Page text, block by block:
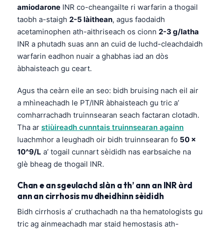
amiodarone INR co-cheangailte ri warfarin a thogail
taobh a-staigh 2-5 làithean, agus faodaidh
acetaminophen ath-aithriseach os cionn 2-3 g/latha
INR a phutadh suas ann an cuid de luchd-cleachdaidh
warfarin eadhon nuair a ghabhas iad an dòs
àbhaisteach gu ceart.
Agus tha ceàrn eile an seo: bidh bruising nach eil air
a mhìneachadh le PT/INR àbhaisteach gu tric a’
comharrachadh truinnsearan seach factaran clotadh.
Tha ar stiùireadh cunntais truinnsearan againn
luachmhor a leughadh oir bidh truinnsearan fo 50 ×
10^9/L a’ togail cunnart sèididh nas earbsaiche na
glè bheag de thogail INR.
Chan e an sgeulachd slàn a th’ ann an INR àrd
ann an cirrhosis mu dheidhinn sèididh
Bidh cirrhosis a’ cruthachadh na tha hematologists gu
tric ag ainmeachadh mar staid hemostasis ath-